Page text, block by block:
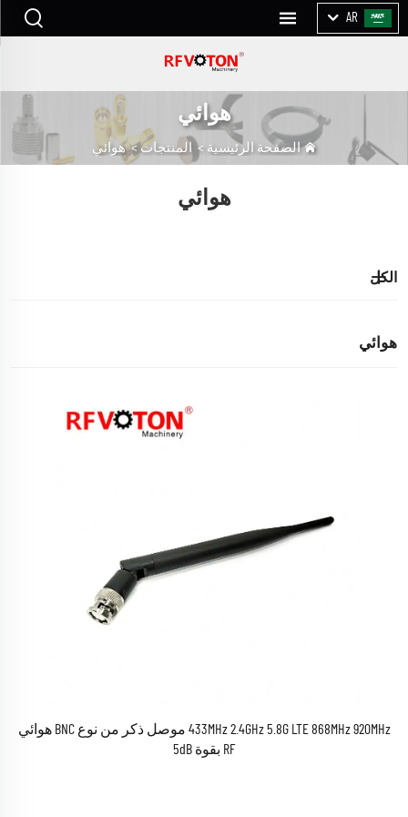
AR
هوائي
الصفحة الرئيسية >المنتجات >هوائي
هوائي
الكل
هوائي
433MHz 2.4GHz 5.8G LTE 868MHz 920MHz موصل ذكر من نوع BNC هوائي
RF بقوة 5dB